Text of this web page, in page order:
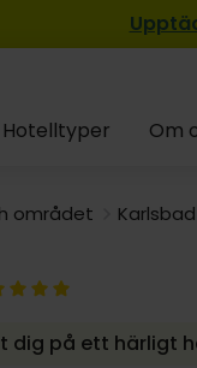
Hotelltyper Om
området Karlsbad
dig på ett härligt